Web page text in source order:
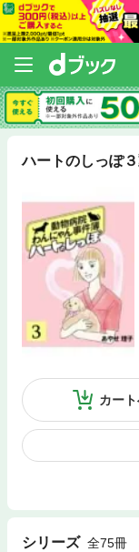
ハートのしっぽ
カー
シリーズ 全75冊